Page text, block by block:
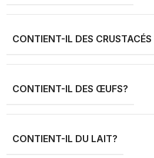
CONTIENT-IL DES CRUSTACÉS
CONTIENT-IL DES ŒUFS?
CONTIENT-IL DU LAIT?